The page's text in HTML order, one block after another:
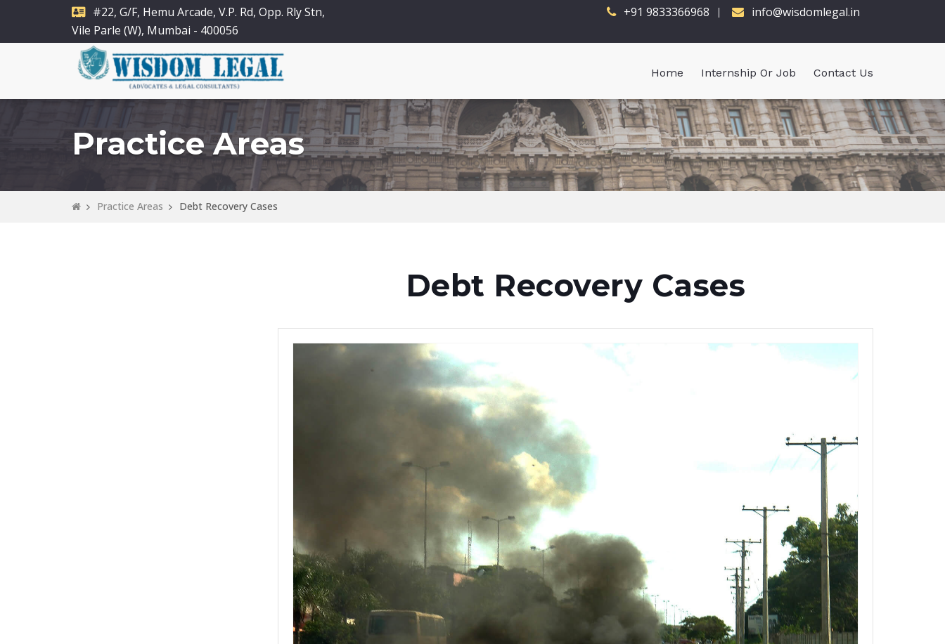
#22, G/F, Hemu Arcade, V.P. Rd, Opp. Rly Stn,
Vile Parle (W), Mumbai - 400056
+91 9833366968 info@wisdomlegal.in
Home Internship Or Job Contact Us
Practice Areas
Practice Areas Debt Recovery Cases
Debt Recovery Cases